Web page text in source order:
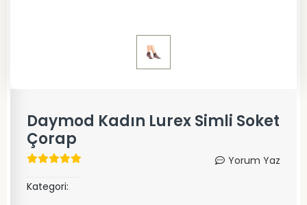
Daymod Kadın Lurex Simli Soket
Çorap
Yorum Yaz
Kategori: